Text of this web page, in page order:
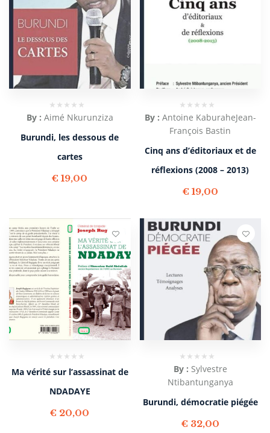
By : Aimé Nkurunziza
Burundi, les dessous de
cartes
€ 19,00
By : Antoine KaburaheJean-
François Bastin
Cinq ans d’éditoriaux et de
réflexions (2008 – 2013)
€ 19,00
Ma vérité sur l’assassinat de
NDADAYE
€ 20,00
By : Sylvestre
Ntibantunganya
Burundi, démocratie piégée
€ 32,00